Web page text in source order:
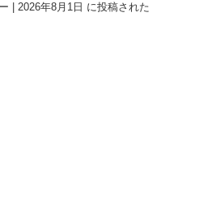
2026年8月1日 に投稿された